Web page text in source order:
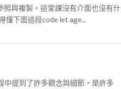
照與複製。這堂課沒有介面也沒有什
下面這段code let age...
中提到了許多觀念與細節，是許多